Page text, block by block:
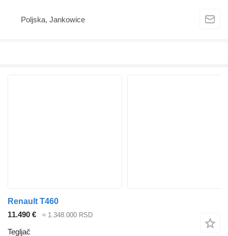
Poljska, Jankowice
Renault T460
11.490 €
≈ 1.348.000 RSD
Tegljač